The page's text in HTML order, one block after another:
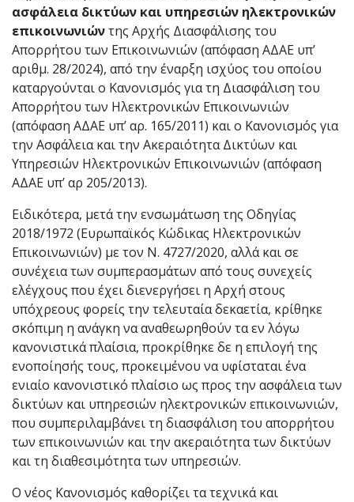
ασφάλεια δικτύων και υπηρεσιών ηλεκτρονικών
επικοινωνιώντης Αρχής Διασφάλισης του
Απορρήτου των Επικοινωνιών (απόφαση ΑΔΑΕ υπ’
αριθμ. 28/2024), από την έναρξη ισχύος του οποίου
καταργούνται ο Κανονισμός για τη Διασφάλιση του
Απορρήτου των Ηλεκτρονικών Επικοινωνιών
(απόφαση ΑΔΑΕ υπ’ αρ. 165/2011) και ο Κανονισμός για
την Ασφάλεια και την Ακεραιότητα Δικτύων και
Υπηρεσιών Ηλεκτρονικών Επικοινωνιών (απόφαση
ΑΔΑΕ υπ’ αρ 205/2013).
Ειδικότερα, μετά την ενσωμάτωση της Οδηγίας
2018/1972 (Ευρωπαϊκός Κώδικας Ηλεκτρονικών
Επικοινωνιών) με τον Ν. 4727/2020, αλλά και σε
συνέχεια των συμπερασμάτων από τους συνεχείς
ελέγχους που έχει διενεργήσει η Αρχή στους
υπόχρεους φορείς την τελευταία δεκαετία, κρίθηκε
σκόπιμη η ανάγκη να αναθεωρηθούν τα εν λόγω
κανονιστικά πλαίσια, προκρίθηκε δε η επιλογή της
ενοποίησής τους, προκειμένου να υφίσταται ένα
ενιαίο κανονιστικό πλαίσιο ως προς την ασφάλεια των
δικτύων και υπηρεσιών ηλεκτρονικών επικοινωνιών,
που συμπεριλαμβάνει τη διασφάλιση του απορρήτου
των επικοινωνιών και την ακεραιότητα των δικτύων
και τη διαθεσιμότητα των υπηρεσιών.
Ο νέος Κανονισμός καθορίζει τα τεχνικά και